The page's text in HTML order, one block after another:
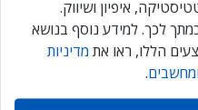
איפיון ושיווק.
לכך. למידע נוסף בנושא
הללו, ראו את מדיניות
.